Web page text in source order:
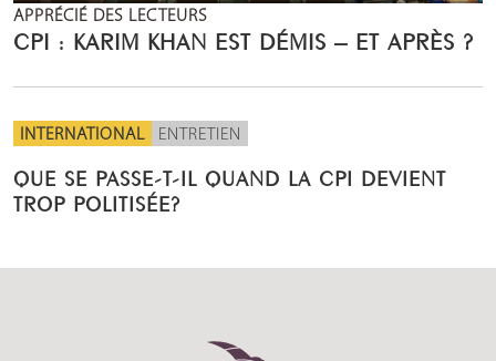
APPRÉCIÉ DES LECTEURS
CPI : KARIM KHAN EST DÉMIS – ET APRÈS ?
INTERNATIONAL ENTRETIEN
QUE SE PASSE-T-IL QUAND LA CPI DEVIENT
TROP POLITISÉE?